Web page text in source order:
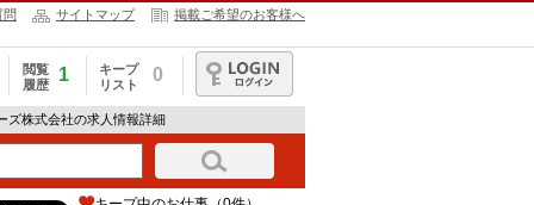
問 サイトマップ 掲載ご希望のお客様へ
閲覧
履歴
1
キープ
リスト
0
ログイン
ズ株式会社の求人情報詳細